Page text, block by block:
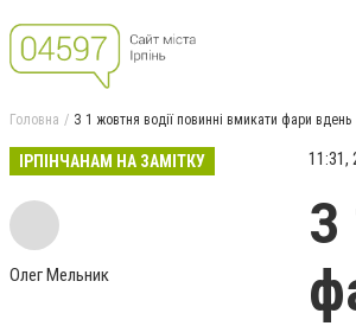
Головна З 1 жовтня водії повинні вмикати фари вдень
ІРПІНЧАНАМ НА ЗАМІТКУ
Олег Мельник
11:31,
З